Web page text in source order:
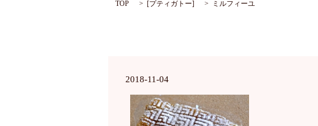
TOP [プティガトー] ミルフィーユ
2018-11-04